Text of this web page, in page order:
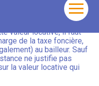
à la baisse du
que le montant du
à la valeur
valeur locative, il faut
de la taxe foncière,
au bailleur. Sauf
ne justifie pas
la valeur locative qui